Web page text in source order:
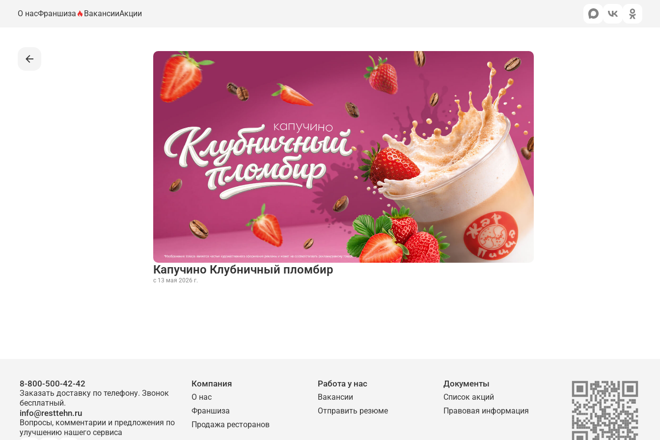
О насФраншиза ВакансииАкции
Капучино Клубничный пломбир
с 13 мая 2026 г.
8-800-500-42-42
Заказать доставку по телефону. Звонок
бесплатный.
info@resttehn.ru
Вопросы, комментарии и предложения по
улучшению нашего сервиса
Компания
О нас
Франшиза
Продажа ресторанов
Работа у нас
Вакансии
Отправить резюме
Документы
Список акций
Правовая информация